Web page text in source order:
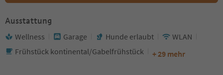
Ausstattung
Wellness Garage Hunde erlaubt
WLAN
Frühstück kontinental/Gabelfrühstück
+ 29 mehr